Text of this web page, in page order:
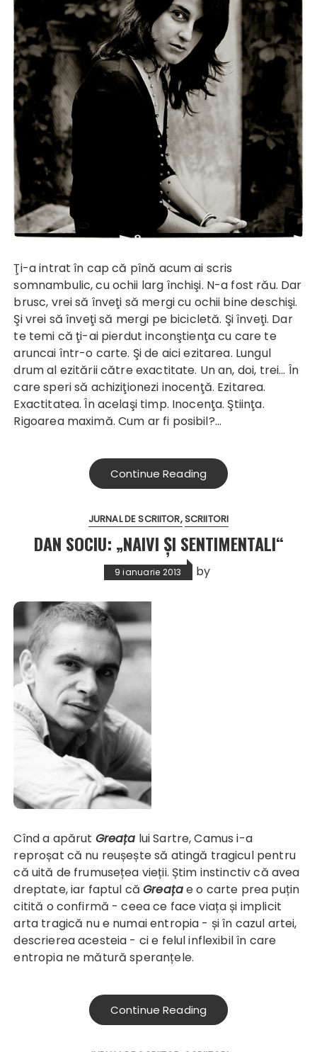
Ţi-a intrat în cap că pînă acum ai scris
somnambulic, cu ochii larg închişi. N-a fost rău. Dar
brusc, vrei să înveţi să mergi cu ochii bine deschişi.
Şi vrei să înveţi să mergi pe bicicletă. Şi înveţi. Dar
te temi că ţi-ai pierdut inconştienţa cu care te
aruncai într-o carte. Şi de aici ezitarea. Lungul
drum al ezitării către exactitate. Un an, doi, trei... În
care speri să achiziţionezi inocenţă. Ezitarea.
Exactitatea. În acelaşi timp. Inocenţa. Ştiinţa.
Rigoarea maximă. Cum ar fi posibil?...
Continue Reading
JURNAL DE SCRIITOR SCRIITORI
DAN SOCIU: „NAIVI ȘI SENTIMENTALI“
9 ianuarie 2013 by
Cînd a apărut Greața lui Sartre, Camus i-a
reproșat că nu reușește să atingă tragicul pentru
că uită de frumusețea vieții. Știm instinctiv că avea
dreptate, iar faptul căGreațae o carte prea puțin
citită o confirmă - ceea ce face viața și implicit
arta tragică nu e numai entropia - și în cazul artei,
descrierea acesteia - ci e felul inflexibil în care
entropia ne mătură speranțele.
Continue Reading